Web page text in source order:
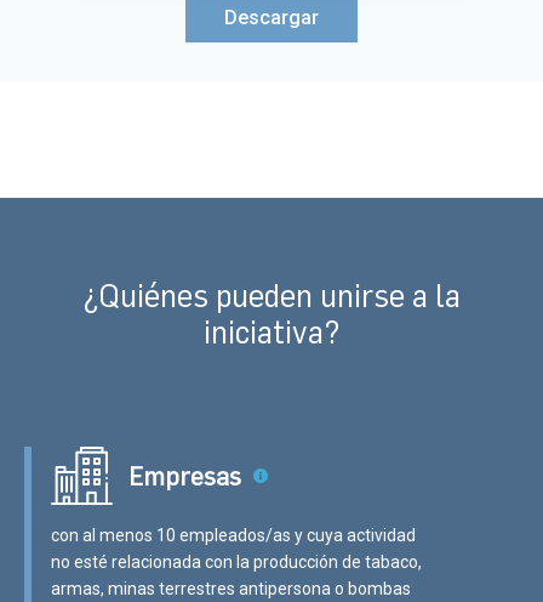
Descargar
¿Quiénes pueden unirse a la
iniciativa?
Empresas
con al menos 10 empleados/as y cuya actividad
no esté relacionada con la producción de tabaco,
armas, minas terrestres antipersona o bombas